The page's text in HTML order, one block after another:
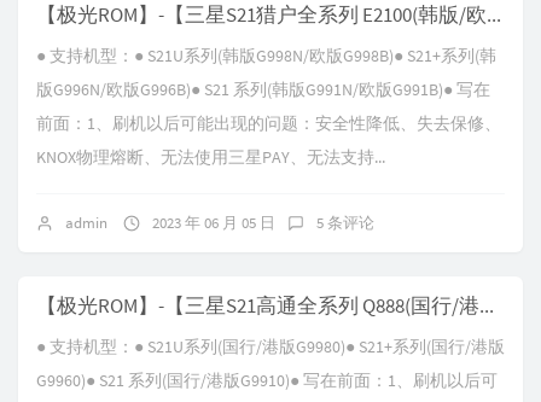
【极光ROM】-【三星S21猎户全系列 E2100(韩版/欧版) G99XX】-【V21.0 Android-T-WE1】
● 支持机型：● S21U系列(韩版G998N/欧版G998B)● S21+系列(韩
版G996N/欧版G996B)● S21 系列(韩版G991N/欧版G991B)● 写在
前面：1、刷机以后可能出现的问题：安全性降低、失去保修、
KNOX物理熔断、无法使用三星PAY、无法支持...
admin 2023 年 06 月 05 日 5 条评论
【极光ROM】-【三星S21高通全系列 Q888(国行/港版) G99XX】-【V19.0 Android-T-WD3】
● 支持机型：● S21U系列(国行/港版G9980)● S21+系列(国行/港版
G9960)● S21 系列(国行/港版G9910)● 写在前面：1、刷机以后可